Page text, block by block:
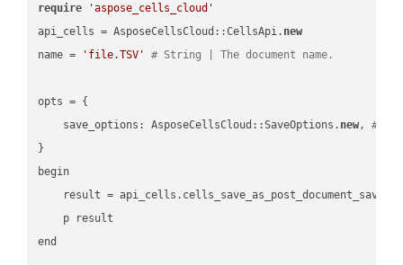
require
'aspose_cells_cloud'
api_cells = AsposeCellsCloud::CellsApi. new
name =
'file.TSV' # String | The document name.
opts = {
    save_options: AsposeCellsCloud::SaveOptions.
new, #
}
begin
result =
    p result
end